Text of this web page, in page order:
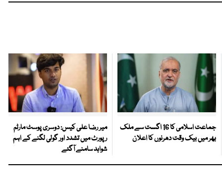
جماعت اسلامی کا 16 اگست سے ملک
بھر میں بیک وقت دھرنوں کا اعلان
میر رضا علی کیس: دوسری پوسٹ مارٹم
رپورٹ میں تشدد اور گولی لگنے کے اہم
شواہد سامنے آگئے